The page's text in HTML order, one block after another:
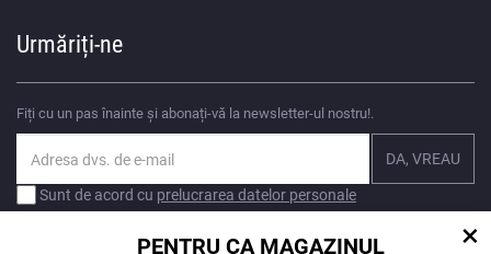
PENTRU CA MAGAZINUL ×
Urmăriți-ne
Fiți cu un pas înainte și abonați-vă la newsletter-ul nostru!.
Sunt de acord cu prelucrarea datelor personale